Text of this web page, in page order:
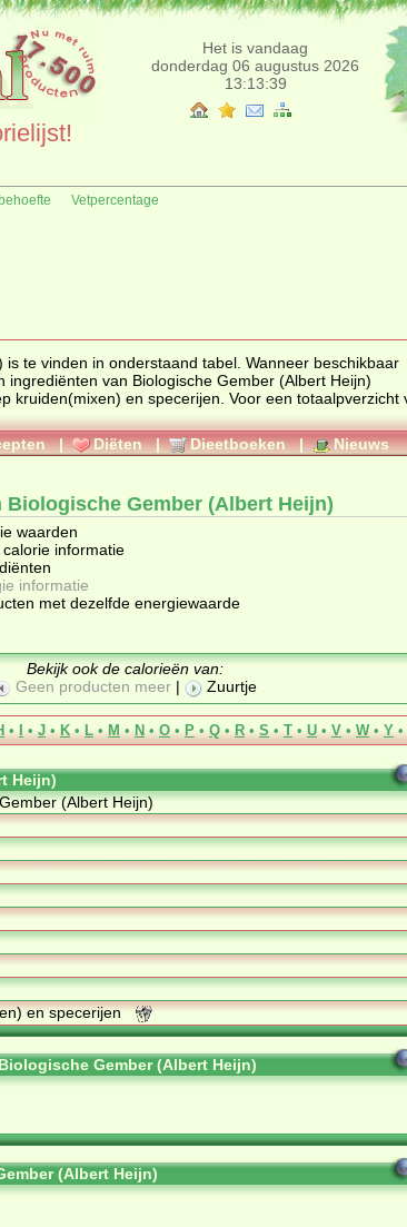
Het is vandaag
donderdag 06 augustus 2026
13:13:39
Vetpercentage
in onderstaand tabel. Wanneer beschikbaar
van Biologische Gember (Albert Heijn)
kruiden(mixen) en specerijen . Voor een totaalpverzicht
| Diëten | Dieetboeken |
Nieuws
Biologische Gember (Albert Heijn)
waarden
calorie informatie
informatie
met dezelfde energiewaarde
Bekijk ook de calorieën van:
Geen producten meer | Zuurtje
• I • J • K • L • M • N • O • P • Q • R • S • T • U • V • W • Y •
Heijn)
(Albert Heijn)
en specerijen
Gember (Albert Heijn)
(Albert Heijn)